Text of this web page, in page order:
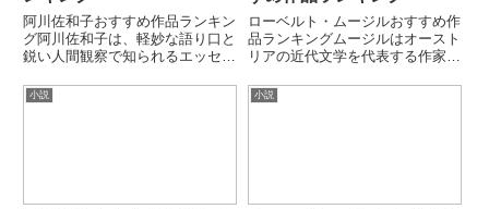
阿川佐和子おすすめ作品ランキン
グ阿川佐和子は、軽妙な語り口と
鋭い人間観察で知られるエッセイ
や老若男女の機微をユーモラスに
ローベルト・ムージルおすすめ作
品ランキングムージルはオースト
リアの近代文学を代表する作家・
社会を横断する哲学的長編で知ら
小説 小説